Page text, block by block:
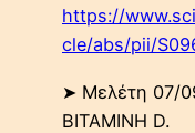
https://
cle/abs/pii/
➤ Μελέτη 07/
ΒΙΤΑΜΙΝΗ D.